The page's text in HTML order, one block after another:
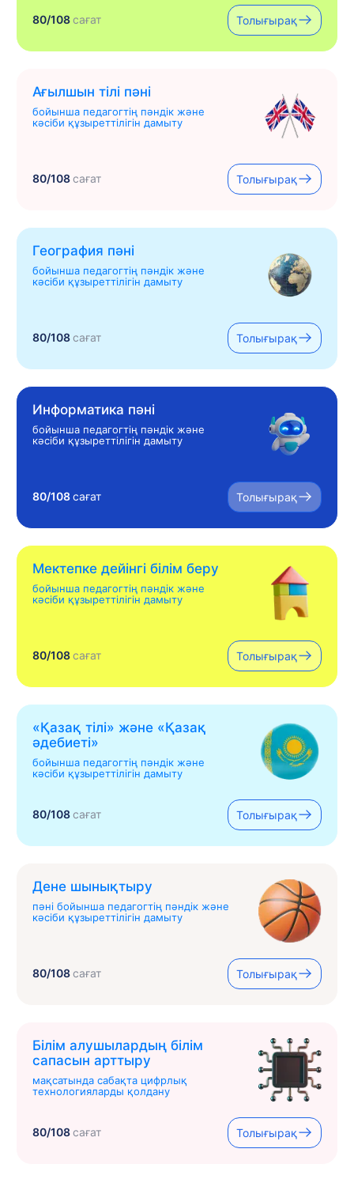
80/108сағат Толығырақ
Ағылшын тілі пәні
бойынша педагогтің пәндік және
кәсіби құзыреттілігін дамыту
80/108сағат Толығырақ
География пәні
бойынша педагогтің пәндік және
кәсіби құзыреттілігін дамыту
80/108сағат Толығырақ
Информатика пәні
бойынша педагогтің пәндік және
кәсіби құзыреттілігін дамыту
80/108сағат Толығырақ
Мектепке дейінгі білім беру
бойынша педагогтің пәндік және
кәсіби құзыреттілігін дамыту
80/108сағат Толығырақ
«Қазақ тілі» жəне «Қазақ
əдебиеті»
бойынша педагогтің пәндік және
кәсіби құзыреттілігін дамыту
80/108сағат Толығырақ
Дене шынықтыру
пәні бойынша педагогтің пәндік және
кәсіби құзыреттілігін дамыту
80/108сағат Толығырақ
Білім алушылардың білім
сапасын арттыру
мақсатында сабақта цифрлық
технологияларды қолдану
80/108сағат Толығырақ